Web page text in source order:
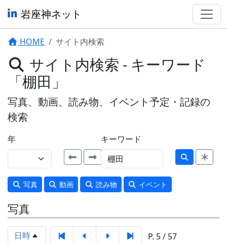
岩座神ネット
HOME サイト内検索
サイト内検索 - キーワード
「棚田」
写真、動画、読み物、イベント予定・記録の
検索
年 キーワード
写真 動画 読み物 イベント
写真
日時 P. 5 / 57